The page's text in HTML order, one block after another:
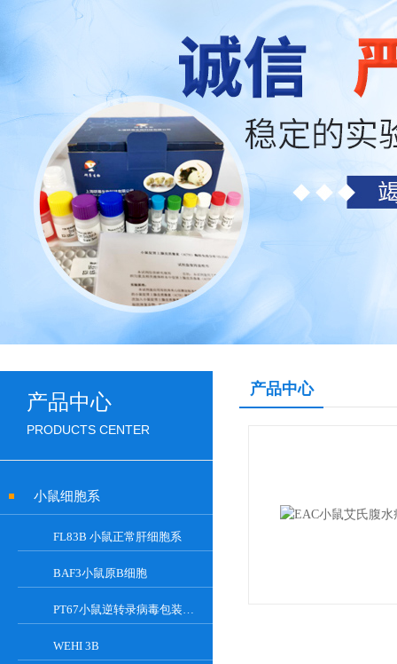
产品中心
PRODUCTS CENTER
小鼠细胞系
FL83B 小鼠正常肝细胞系
BAF3小鼠原B细胞
PT67小鼠逆转录病毒包装细胞
WEHI 3B
产品中心